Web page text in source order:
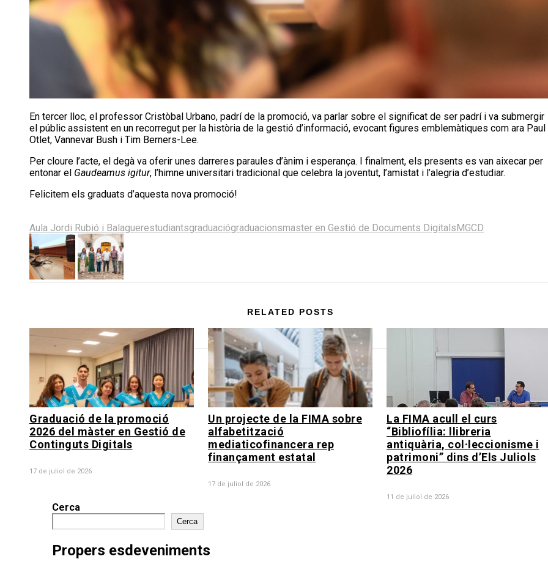
En tercer lloc, el professor Cristòbal Urbano, padrí de la promoció, va parlar sobre el significat de ser padrí i va submergir
el públic assistent en un recorregut per la història de la gestió d’informació, evocant figures emblemàtiques com ara Paul
Otlet, Vannevar Bush i Tim Berners-Lee.
Per cloure l’acte, el degà va oferir unes darreres paraules d’ànim i esperança. I finalment, els presents es van aixecar per
entonar el Gaudeamus igitur, l’himne universitari tradicional que celebra la joventut, l’amistat i l’alegria d’estudiar.
Felicitem els graduats d’aquesta nova promoció!
on
(Twitter)
on
Facebook
on
LinkedIn
on
on
Aula Jordi Rubió i Balaguerestudiantsgraduaciógraduacionsmaster en Gestió de Documents Digitals MGCD
RELATED POSTS
Graduació de la promoció
2026 del màster en Gestió de
Continguts Digitals
17 de juliol de 2026
Un projecte de la FIMA sobre
alfabetització
mediaticofinancera rep
finançament estatal
17 de juliol de 2026
La FIMA acull el curs
“Bibliofília: llibreria
antiquària, col·leccionisme i
patrimoni” dins d’Els Juliols
2026
11 de juliol de 2026
Cerca
Cerca
Propers esdeveniments